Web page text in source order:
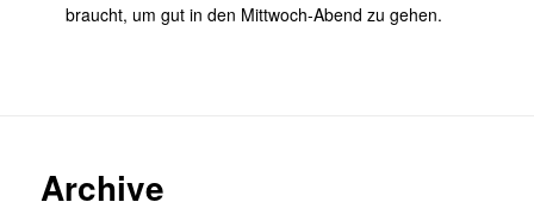
braucht, um gut in den Mittwoch-Abend zu gehen.
Archive